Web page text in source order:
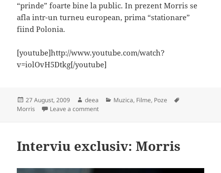
“prinde” foarte bine la public. In prezent Morris se
afla intr-un turneu european, prima “stationare”
fiind Polonia.
[youtube]http://www.youtube.com/watch?
v=iolOvH5Dtkg[/youtube]
Posted
on
27 August, 2009 Author
deea Categories
Muzica, Filme, Poze
Morris
Leave a commenton Morris – "Don't say"
Interviu exclusiv: Morris